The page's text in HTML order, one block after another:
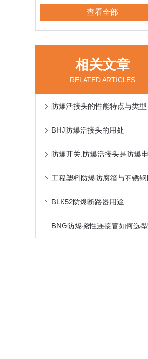
查看全部
相关文章
RELATED ARTICLES
防爆活接头的性能特点与类型
BHJ防爆活接头的用处
BLK52防爆断路器用途
BNG防爆挠性连接管如何选型